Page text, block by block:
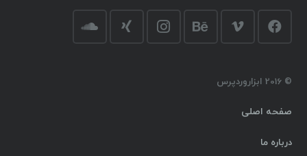
© 2016 ابزاروردپرس
صفحه اصلی
درباره ما